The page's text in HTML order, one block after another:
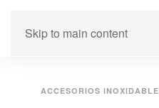
Skip to main content
ACCESORIOS